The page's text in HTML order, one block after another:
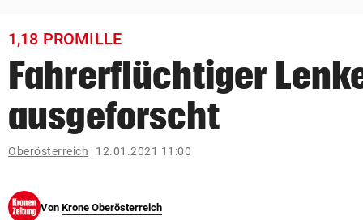
bookmark
Suchbegriff
eingeben
© Krone Multimedia GmbH & Co KG 2026
1,18 PROMILLE
Fahrerflüchtiger
ausgeforscht
Oberösterreich 12.01.2021 11:00
Von Krone Oberösterreich